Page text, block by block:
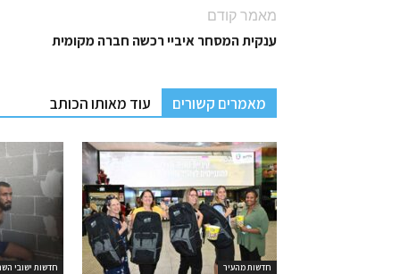
מאמר קודם
ענקית המסחר איביי רכשה חברה מקומית
מאמרים קשורים עוד מאותו הכותב
חדשות ישובי חדשות מהעיר